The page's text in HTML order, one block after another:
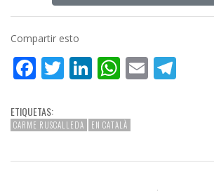
Compartir esto
Facebook
Twitter
LinkedIn
WhatsApp
Email
ETIQUETAS:
CARME RUSCALLEDA EN CATALÀ